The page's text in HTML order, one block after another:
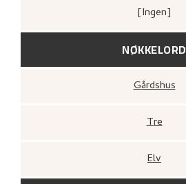
[ingen]
NØKKELORD
Gårdshus
Tre
Elv